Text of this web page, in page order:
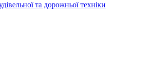
та дорожньої техніки